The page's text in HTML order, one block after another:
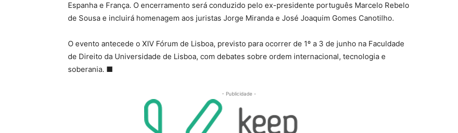
Espanha e França. O encerramento será conduzido pelo ex-presidente português Marcelo Rebelo
de Sousa e incluirá homenagem aos juristas Jorge Miranda e José Joaquim Gomes Canotilho.
O evento antecede o XIV Fórum de Lisboa, previsto para ocorrer de 1º a 3 de junho na Faculdade
de Direito da Universidade de Lisboa, com debates sobre ordem internacional, tecnologia e
soberania. ■
- Publicidade -